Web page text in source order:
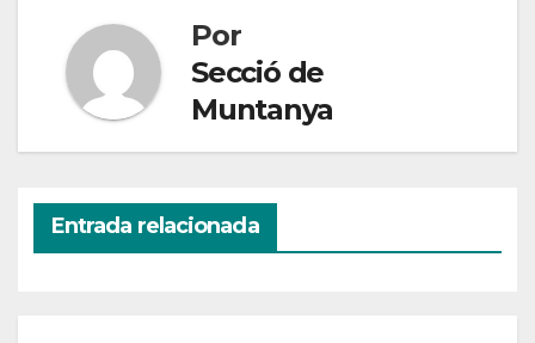
Por
Secció de
Muntanya
Entrada relacionada